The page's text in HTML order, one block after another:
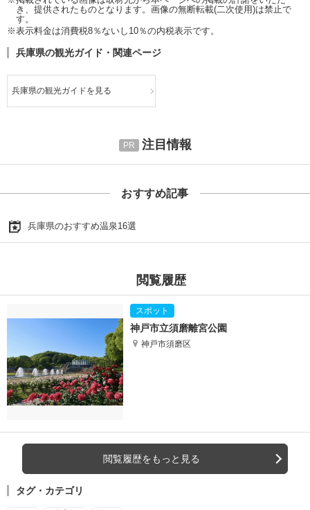
き、提供されたものとなります。画像の無断転載(二次使用)は禁止で
す。
※表示料金は消費税8％ないし10％の内税表示です。
兵庫県の観光ガイド・関連ページ
兵庫県の観光ガイドを見る
注目情報
おすすめ記事
兵庫県のおすすめ温泉16選
閲覧履歴
神戸市立須磨離宮公園
神戸市須磨区
閲覧履歴をもっと見る
タグ・カテゴリ